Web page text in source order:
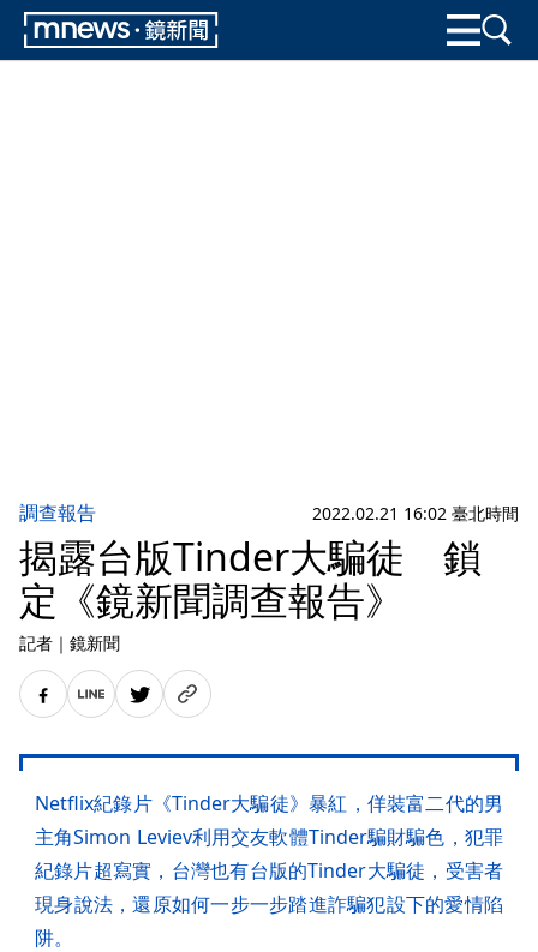
調查報告 2022.02.21 16:02 臺北時間
揭露台版Tinder大騙徒 鎖
定《鏡新聞調查報告》
記者 ｜ 鏡新聞
Netflix紀錄片《Tinder大騙徒》暴紅，佯裝富二代的男
主角Simon Leviev利用交友軟體Tinder騙財騙色，犯罪
紀錄片超寫實，台灣也有台版的Tinder大騙徒，受害者
現身說法，還原如何一步一步踏進詐騙犯設下的愛情陷
阱。